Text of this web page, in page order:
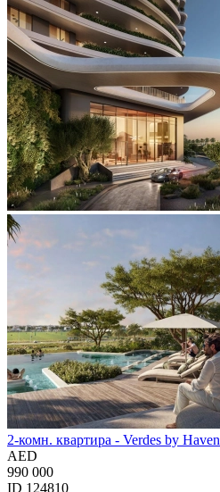
2-комн. квартира - Verdes by Haven
AED
990 000
ID 124810